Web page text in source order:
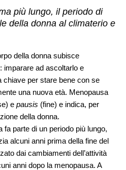
più lungo, il periodo di
della donna al climaterio e
della donna subisce
imparare ad ascoltarlo e
chiave per stare bene con se
una nuova età. Menopausa
e pausis (fine) e indica, per
della donna.
parte di un periodo più lungo,
alcuni anni prima della fine del
dai cambiamenti dell’attività
anni dopo la menopausa. A